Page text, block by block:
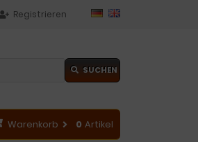
Registrieren
SUCHEN
Warenkorb 0 Artikel